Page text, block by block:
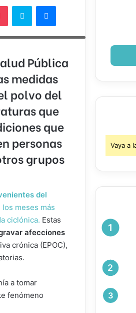
Pocket Skype Messenger
medidas preventivas
Pública
medidas
polvo del
que
que
personas
grupos
del
meses más
ciclónica. Estas
afecciones
crónica (EPOC),
a tomar
fenómeno
Vaya a